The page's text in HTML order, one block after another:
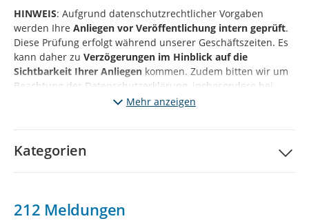
HINWEIS: Aufgrund datenschutzrechtlicher Vorgaben
werden Ihre Anliegen vor Veröffentlichung intern geprüft.
Diese Prüfung erfolgt während unserer Geschäftszeiten. Es
kann daher zu Verzögerungen im Hinblick auf die
Sichtbarkeit Ihrer Anliegen kommen. Zudem bitten wir um
Beachtung der Datenschutzerklärung, insbesondere bei
Angaben personenbezogener Daten sowie Fotonachweisen.
Mehr anzeigen
Kategorien
212 Meldungen